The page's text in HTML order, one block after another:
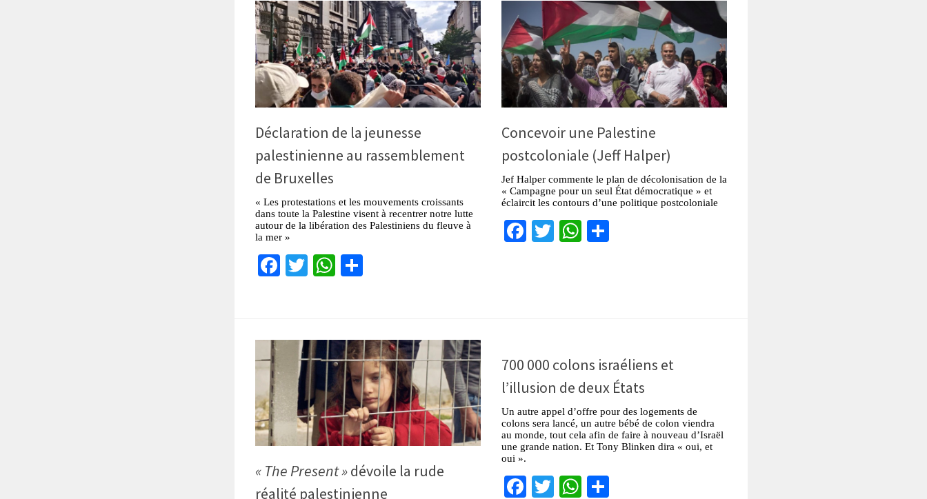
Déclaration de la jeunesse
palestinienne au rassemblement
de Bruxelles
« Les protestations et les mouvements croissants
dans toute la Palestine visent à recentrer notre lutte
autour de la libération des Palestiniens du fleuve à
la mer »
Facebook
TwitterWhatsApp
Concevoir une Palestine
postcoloniale (Jeff Halper)
Jef Halper commente le plan de décolonisation de la
« Campagne pour un seul État démocratique » et
éclaircit les contours d’une politique postcoloniale
Facebook
TwitterWhatsApp
« The Present »dévoile la rude
réalité palestinienne
700 000 colons israéliens et
l’illusion de deux États
Un autre appel d’offre pour des logements de
colons sera lancé, un autre bébé de colon viendra
au monde, tout cela afin de faire à nouveau d’Israël
une grande nation. Et Tony Blinken dira « oui, et
oui ».
Facebook
TwitterWhatsApp